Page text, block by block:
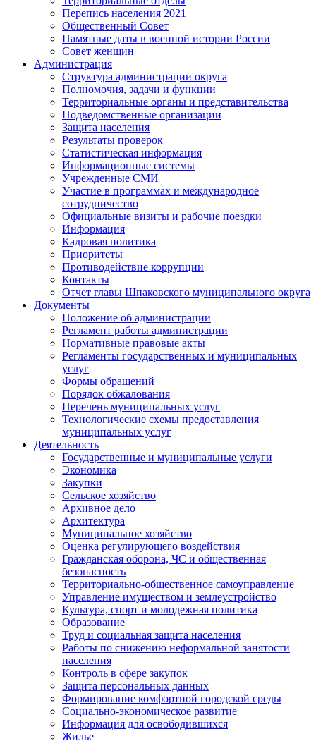
Перепись населения 2021
Общественный Совет
Памятные даты в военной истории России
Совет женщин
Администрация
Структура администрации округа
Полномочия, задачи и функции
Территориальные органы и представительства
Подведомственные организации
Защита населения
Результаты проверок
Статистическая информация
Информационные системы
Учрежденные СМИ
Участие в программах и международное
сотрудничество
Официальные визиты и рабочие поездки
Информация
Кадровая политика
Приоритеты
Противодействие коррупции
Контакты
Отчет главы Шпаковского муниципального округа
Документы
Положение об администрации
Регламент работы администрации
Нормативные правовые акты
Регламенты государственных и муниципальных
услуг
Формы обращений
Порядок обжалования
Перечень муниципальных услуг
Технологические схемы предоставления
муниципальных услуг
Деятельность
Государственные и муниципальные услуги
Экономика
Закупки
Сельское хозяйство
Архивное дело
Архитектура
Муниципальное хозяйство
Оценка регулирующего воздействия
Гражданская оборона, ЧС и общественная
безопасность
Территориально-общественное самоуправление
Управление имуществом и землеустройство
Культура, спорт и молодежная политика
Образование
Труд и социальная защита населения
Работы по снижению неформальной занятости
населения
Контроль в сфере закупок
Защита персональных данных
Формирование комфортной городской среды
Социально-экономическое развитие
Информация для освободившихся
Жилье